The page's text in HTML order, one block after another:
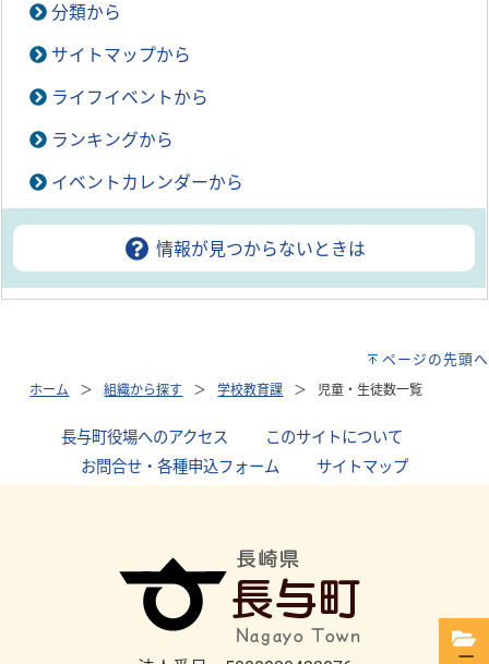
分類から
サイトマップから
ライフイベントから
ランキングから
イベントカレンダーから
情報が見つからないときは
ページの先頭へ
ホーム 組織から探す 学校教育課 児童・生徒数一覧
長与町役場へのアクセス このサイトについて
お問合せ・各種申込フォーム
サイトマップ